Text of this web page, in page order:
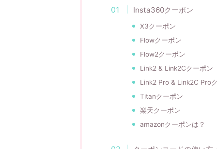
Insta360クーポン
X3クーポン
Flowクーポン
Flow2クーポン
Link2 & Link2Cクーポン
Link2 Pro & Link2C Pro
Titanクーポン
楽天クーポン
amazonクーポンは？